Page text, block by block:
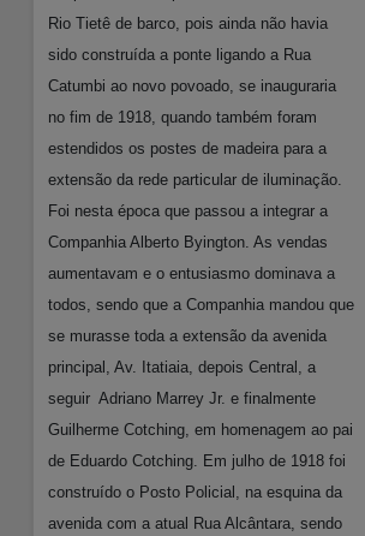
Rio Tietê de barco, pois ainda não havia
sido construída a ponte ligando a Rua
Catumbi ao novo povoado, se inauguraria
no fim de 1918, quando também foram
estendidos os postes de madeira para a
extensão da rede particular de iluminação.
Foi nesta época que passou a integrar a
Companhia Alberto Byington. As vendas
aumentavam e o entusiasmo dominava a
todos, sendo que a Companhia mandou que
se murasse toda a extensão da avenida
principal, Av. Itatiaia, depois Central, a
seguir Adriano Marrey Jr. e finalmente
Guilherme Cotching, em homenagem ao pai
de Eduardo Cotching. Em julho de 1918 foi
construído o Posto Policial, na esquina da
avenida com a atual Rua Alcântara, sendo